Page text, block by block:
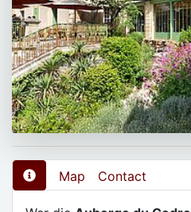
Map Contact